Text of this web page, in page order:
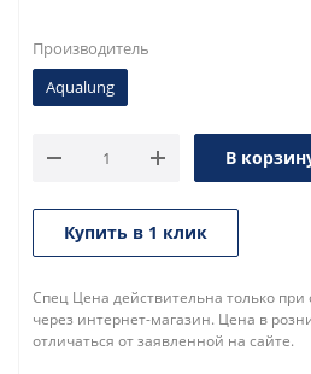
Производитель
Aqualung
В
Купить в 1 клик
Спец Цена действительна только
через интернет-магазин. Цена в
отличаться от заявленной на сайте.